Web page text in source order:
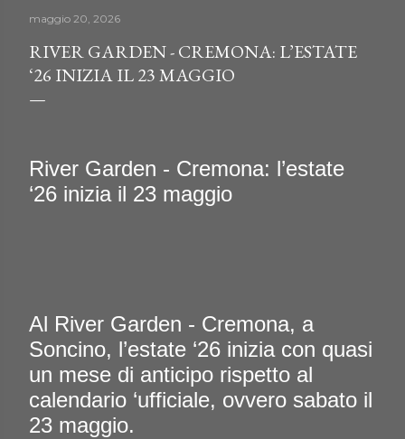
maggio 20, 2026
RIVER GARDEN - CREMONA: L’ESTATE
‘26 INIZIA IL 23 MAGGIO
River Garden - Cremona: l’estate
‘26 inizia il 23 maggio
Al River Garden - Cremona, a
Soncino, l’estate ‘26 inizia con quasi
un mese di anticipo rispetto al
calendario ‘ufficiale, ovvero sabato il
23 maggio.